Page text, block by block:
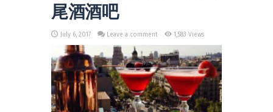
尾酒酒吧
July 6, 2017 Leave a comment 1,583 Views